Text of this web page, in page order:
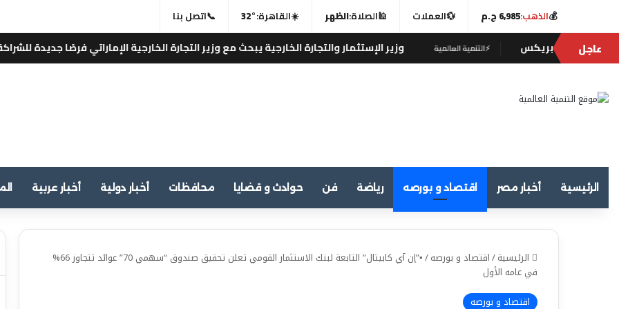
💰الذهب:6,985 ج.م 💱العملات 🕌الصلاة:الظهر ☀️القاهرة:32°
📞اتصل بنا
عاجل
بريكس ⚡التنمية العالمية وزير الإستثمار والتجارة الخارجية يبحث مع وزير التجارة الخارجية الإماراتي فرصًا جديدة للشراكة
الرئيسية أخبار مصر اقتصاد و بورصه رياضة فن حوادث و قضايا محافظات أخبار دولية أخبار عربية
الرئيسية/اقتصاد و بورصه/
▪︎”إن آي كابيتال” التابعة لبنك الاستثمار القومي تعلن تحقيق صندوق “سهمي 70” عوائد تتجاوز 66%
في عامه الأول
اقتصاد و بورصه